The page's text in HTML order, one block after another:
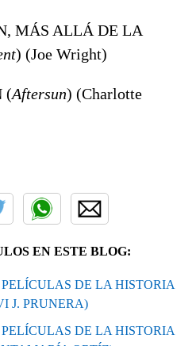
MÁS ALLÁ DE LA
) (Joe Wright)
(Aftersun) (Charlotte
EN ESTE BLOG:
PELÍCULAS DE LA HISTORIA
J. PRUNERA)
PELÍCULAS DE LA HISTORIA